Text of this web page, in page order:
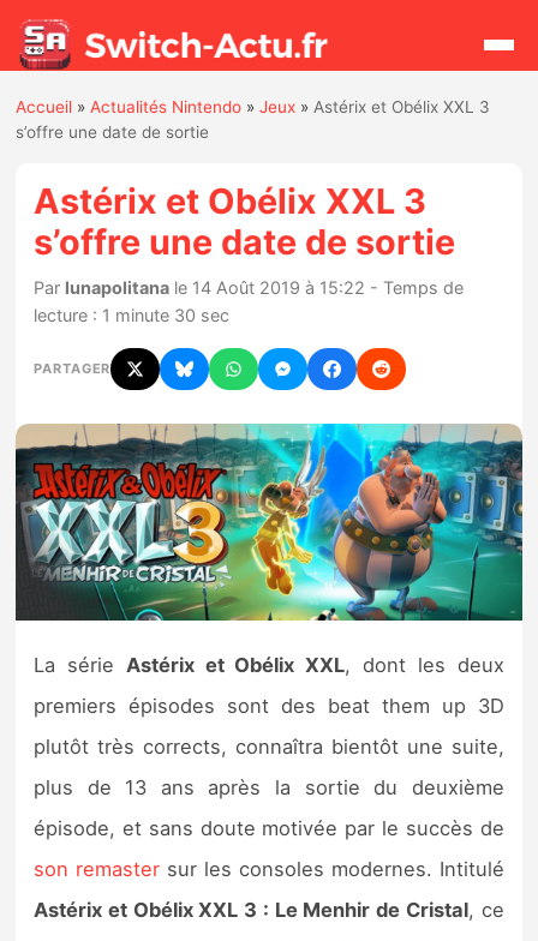
Actualités
Jeux
Hardware
Chiffres de ventes
Rumeurs
Nintendo Direct
Tests et previews
Tests de jeux
Tests d’accessoires
Autres tests
Previews
Accueil »Actualités Nintendo »Jeux »Astérix et Obélix XXL 3
s’offre une date de sortie
Astérix et Obélix XXL 3
s’offre une date de sortie
Par lunapolitana le 14 Août 2019 à 15:22 - Temps de
lecture : 1 minute 30 sec
PARTAGER
La série Astérix et Obélix XXL, dont les deux
premiers épisodes sont des beat them up 3D
plutôt très corrects, connaîtra bientôt une suite,
plus de 13 ans après la sortie du deuxième
épisode, et sans doute motivée par le succès de
son remaster sur les consoles modernes. Intitulé
Astérix et Obélix XXL 3 : Le Menhir de Cristal, ce